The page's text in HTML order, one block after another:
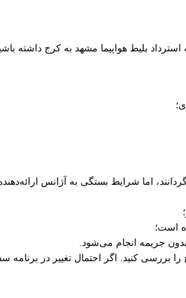
بلیط هواپیما مشهد به کرج داشته
اما شرایط بستگی به آژانس ارائه‌دهنده
است؛
جریمه انجام می‌شود.
را بررسی کنید. اگر احتمال تغییر در